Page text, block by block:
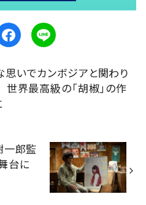
思いでカンボジアと関わり
界最高級の「胡椒」の作
一郎監
台に